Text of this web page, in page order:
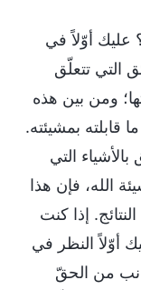
أوّلاً في
التي تتعلّق
ومن بين هذه
قابلته بمشيئته.
التي
الله، فإن هذا
إذا كنت
أوّلاً النظر في
من الحقّ